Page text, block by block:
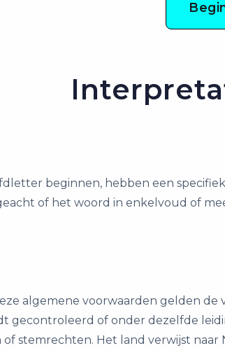
beginnen, hebben een
of het woord in enkelvoud of
algemene voorwaarden gelden
gecontroleerd of onder dezelfde
stemrechten. Het land verwijst